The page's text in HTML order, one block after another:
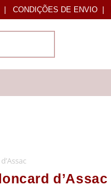
| CONDIÇÕES DE ENVIO |
d’Assac